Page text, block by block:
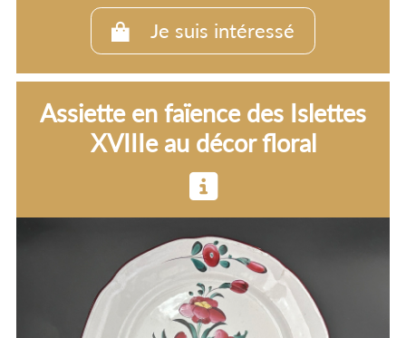
Je suis intéressé
Assiette en faïence des Islettes
XVIIIe au décor floral